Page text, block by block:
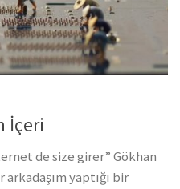
İçeri
de size girer” Gökhan
yaptığı bir